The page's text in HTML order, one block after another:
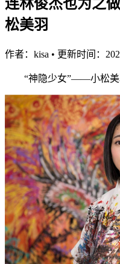
连林俊杰也为之
松美羽
作者： kisa • 更新时间：
“神隐少女”——小松美